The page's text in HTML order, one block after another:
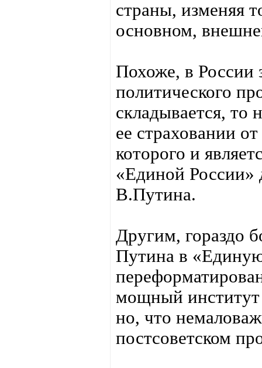
страны, изменяя
основном,
Похоже, в России
политического
складывается, то
ее страховании
которого и
«Единой России»
В.Путина.
Другим, гораздо
Путина в
мощный институт
но, что
постсоветском